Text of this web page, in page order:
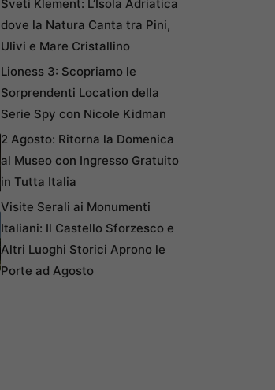
Sveti Klement: L’Isola Adriatica
dove la Natura Canta tra Pini,
Ulivi e Mare Cristallino
Lioness 3: Scopriamo le
Sorprendenti Location della
Serie Spy con Nicole Kidman
2 Agosto: Ritorna la Domenica
al Museo con Ingresso Gratuito
in Tutta Italia
Visite Serali ai Monumenti
Italiani: Il Castello Sforzesco e
Altri Luoghi Storici Aprono le
Porte ad Agosto